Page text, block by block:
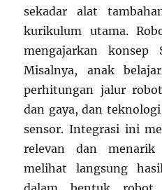
sekadar alat
kurikulum utama.
mengajarkan konsep
Misalnya, anak
perhitungan jalur
dan gaya, dan
sensor. Integrasi ini
relevan dan
melihat langsung